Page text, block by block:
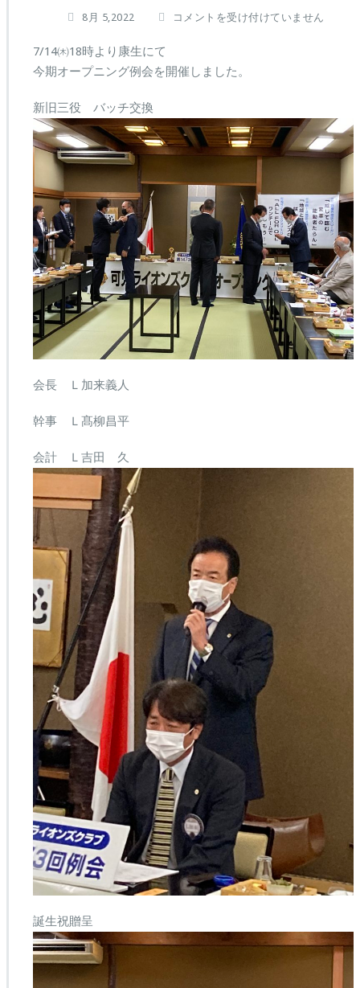
8月 5,2022
第
7
3
ー
プ
グ
例
は
コメントを受け付けていません
7/14㈭18時より康生にて
今期オープニング例会を開催しました。
新旧三役 バッチ交換
会長 Ｌ加来義人
幹事 Ｌ髙柳昌平
会計 Ｌ吉田 久
誕生祝贈呈